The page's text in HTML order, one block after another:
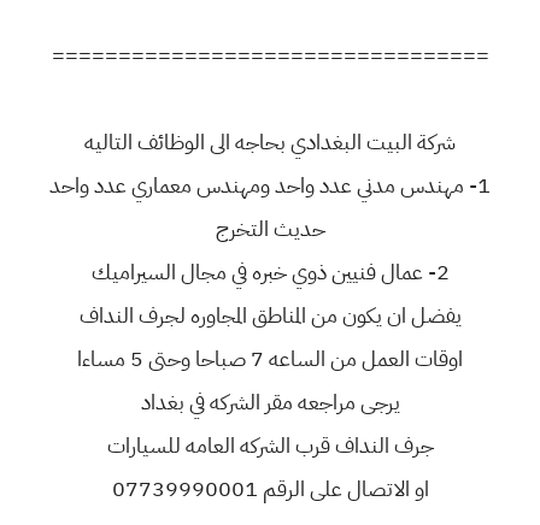
=================================
شركة البيت البغدادي بحاجه الى الوظائف التاليه
1- مهندس مدني عدد واحد ومهندس معماري عدد واحد
حديث التخرج
2- عمال فنيين ذوي خبره في مجال السيراميك
يفضل ان يكون من المناطق المجاوره لجرف النداف
اوقات العمل من الساعه 7 صباحا وحتى 5 مساءا
يرجى مراجعه مقر الشركه في بغداد
جرف النداف قرب الشركه العامه للسيارات
او الاتصال على الرقم 07739990001